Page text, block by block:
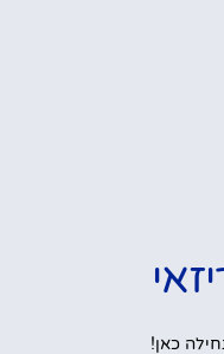
כאן!